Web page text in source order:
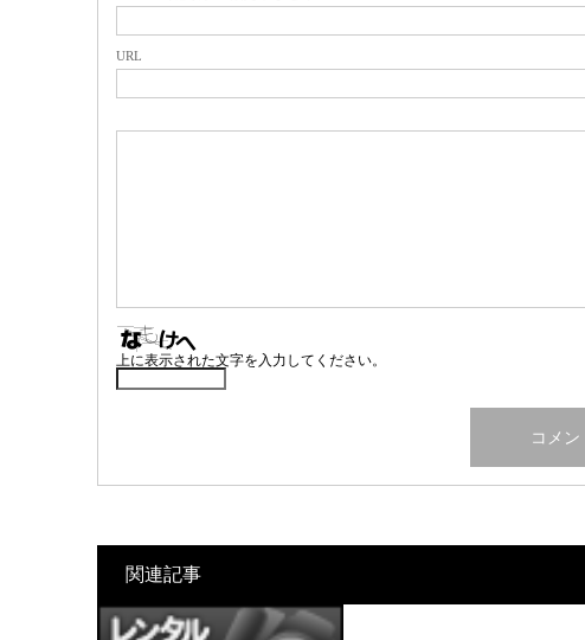
URL
上に表示された文字を入力してください。
関連記事